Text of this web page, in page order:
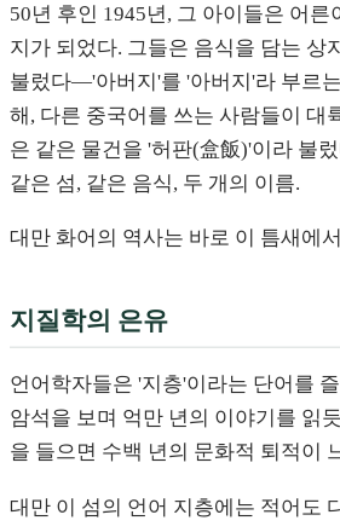
50년 후인 1945년, 그 아이들은 어른
지가 되었다. 그들은 음식을 담는 상
불렀다—'아버지'를 '아버지'라 부르
해, 다른 중국어를 쓰는 사람들이 대
은 같은 물건을 '허판(盒飯)'이라 불
같은 섬, 같은 음식, 두 개의 이름.
대만 화어의 역사는 바로 이 틈새에
지질학의 은유
언어학자들은 '지층'이라는 단어를
암석을 보며 억만 년의 이야기를 읽
을 들으면 수백 년의 문화적 퇴적이
대만 이 섬의 언어 지층에는 적어도